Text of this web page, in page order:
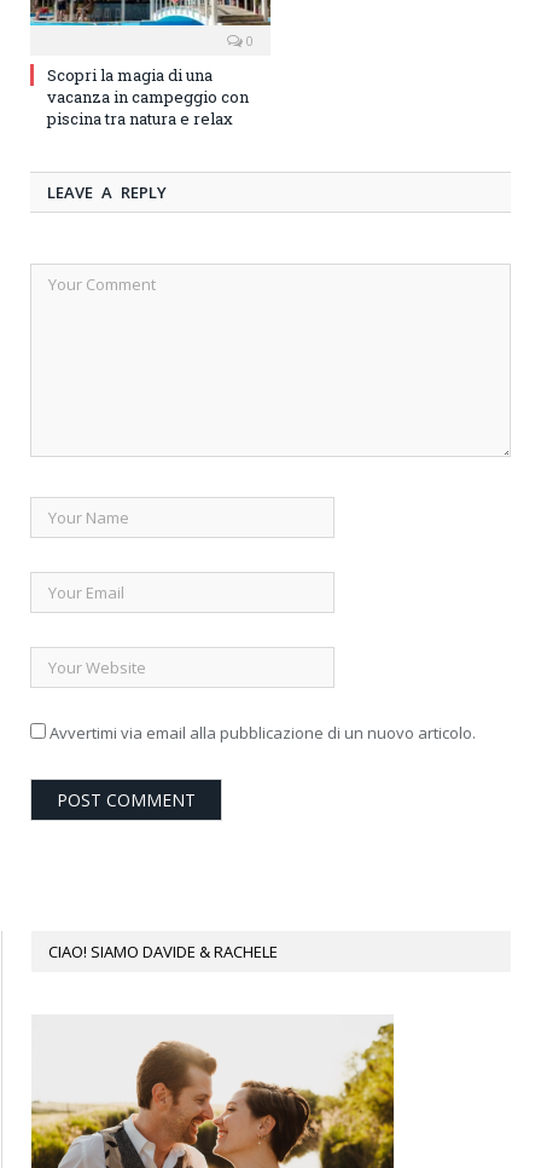
0
Scopri la magia di una
vacanza in campeggio con
piscina tra natura e relax
LEAVE A REPLY
Avvertimi via email alla pubblicazione di un nuovo articolo.
CIAO! SIAMO DAVIDE & RACHELE